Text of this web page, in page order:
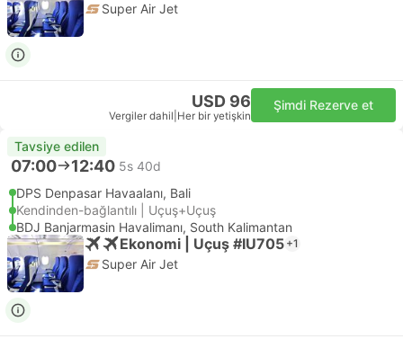
Super Air Jet
USD 96
Vergiler dahil Her bir yetişkin
Şimdi Rezerve et
Tavsiye edilen
07:00 12:40 5s 40d
DPS Denpasar Havaalanı, Bali
Kendinden-bağlantılı | Uçuş+Uçuş
BDJ Banjarmasin Havalimanı, South Kalimantan
Ekonomi | Uçuş #IU705 +1
Super Air Jet